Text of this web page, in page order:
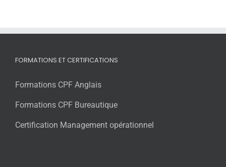
FORMATIONS ET CERTIFICATIONS
Formations CPF Anglais
Formations CPF Bureautique
Certification Management opérationnel